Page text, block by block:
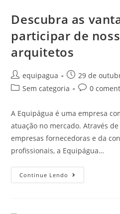
Descubra as
participar de
arquitetos
equipagua
29 de
Sem categoria
0
A Equipágua é uma empresa
atuação no mercado. Através
empresas fornecedoras e da
profissionais, a Equipágua…
Continue Lendo